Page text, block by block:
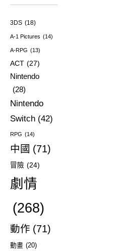
3DS (18)
A-1 Pictures (14)
A-RPG (13)
ACT (27)
Nintendo
(28)
Nintendo
Switch (42)
RPG (14)
中國 (71)
冒險 (24)
劇情
(268)
動作 (71)
動畫 (20)